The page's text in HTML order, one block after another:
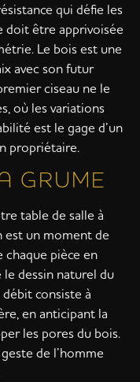
qui défie les
doit être apprivoisée
Le bois est une
avec son futur
ciseau ne le
où les variations
est le gage d’un
propriétaire.
GRUME
table de salle à
est un moment de
chaque pièce en
dessin naturel du
consiste à
en anticipant la
les pores du bois.
de l’homme